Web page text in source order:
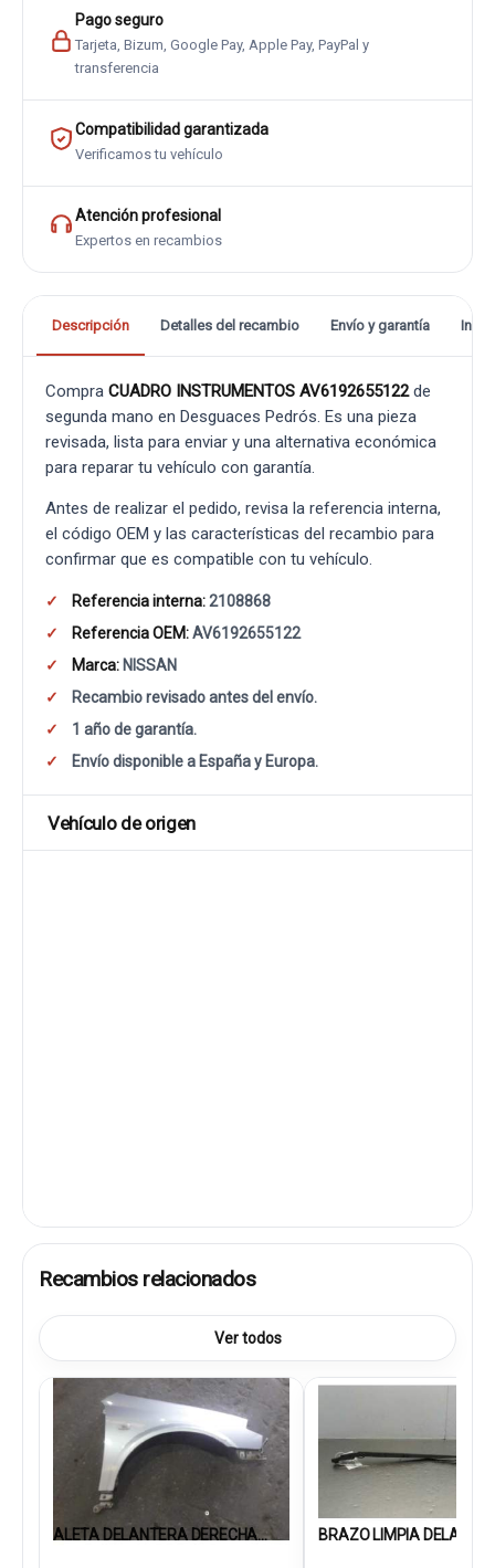
Pago seguro
Tarjeta, Bizum, Google Pay, Apple Pay, PayPal y
transferencia
Compatibilidad garantizada
Verificamos tu vehículo
Atención profesional
Expertos en recambios
Descripción Detalles del recambio Envío y garantía
Compra CUADRO INSTRUMENTOS AV6192655122de
segunda mano en Desguaces Pedrós. Es una pieza
revisada, lista para enviar y una alternativa económica
para reparar tu vehículo con garantía.
Antes de realizar el pedido, revisa la referencia interna,
el código OEM y las características del recambio para
confirmar que es compatible con tu vehículo.
Referencia interna:2108868
Referencia OEM:AV6192655122
Marca: NISSAN
Recambio revisado antes del envío.
1 año de garantía.
Envío disponible a España y Europa.
Vehículo de origen
Recambios relacionados
Ver todos
ALETA DELANTERA DERECHA... BRAZO LIMPIA